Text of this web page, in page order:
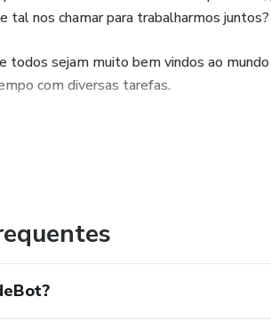
tal nos chamar para trabalharmos juntos?
todos sejam muito bem vindos ao
com diversas tarefas.
das nossas redes sociais para que